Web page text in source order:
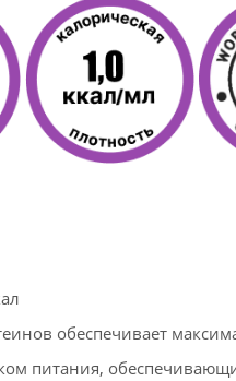
обеспечивает
питания,